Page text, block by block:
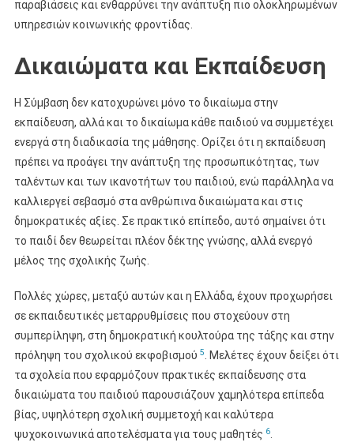
παραβιάσεις και ενθαρρύνει την ανάπτυξη πιο ολοκληρωμένων
υπηρεσιών κοινωνικής φροντίδας.
Δικαιώματα και Εκπαίδευση
Η Σύμβαση δεν κατοχυρώνει μόνο το δικαίωμα στην
εκπαίδευση, αλλά και το δικαίωμα κάθε παιδιού να συμμετέχει
ενεργά στη διαδικασία της μάθησης. Ορίζει ότι η εκπαίδευση
πρέπει να προάγει την ανάπτυξη της προσωπικότητας, των
ταλέντων και των ικανοτήτων του παιδιού, ενώ παράλληλα να
καλλιεργεί σεβασμό στα ανθρώπινα δικαιώματα και στις
δημοκρατικές αξίες. Σε πρακτικό επίπεδο, αυτό σημαίνει ότι
το παιδί δεν θεωρείται πλέον δέκτης γνώσης, αλλά ενεργό
μέλος της σχολικής ζωής.
Πολλές χώρες, μεταξύ αυτών και η Ελλάδα, έχουν προχωρήσει
σε εκπαιδευτικές μεταρρυθμίσεις που στοχεύουν στη
συμπερίληψη, στη δημοκρατική κουλτούρα της τάξης και στην
πρόληψη του σχολικού εκφοβισμού 5
. Μελέτες έχουν δείξει ότι
τα σχολεία που εφαρμόζουν πρακτικές εκπαίδευσης στα
δικαιώματα του παιδιού παρουσιάζουν χαμηλότερα επίπεδα
βίας, υψηλότερη σχολική συμμετοχή και καλύτερα
ψυχοκοινωνικά αποτελέσματα για τους μαθητές 6.